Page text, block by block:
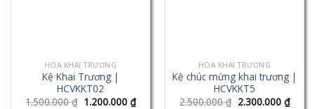
HOA KHAI TRƯƠNG
Kệ Khai Trương |
HCVKKT02
1.500.000₫ 1.200.000 ₫
HOA KHAI TRƯƠNG
Kệ chúc mừng khai trương |
HCVKKT5
2.500.000₫ 2.300.000 ₫